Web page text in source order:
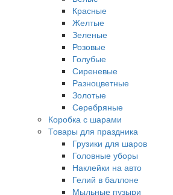
Красные
Желтые
Зеленые
Розовые
Голубые
Сиреневые
Разноцветные
Золотые
Серебряные
Коробка с шарами
Товары для праздника
Грузики для шаров
Головные уборы
Наклейки на авто
Гелий в баллоне
Мыльные пузыри